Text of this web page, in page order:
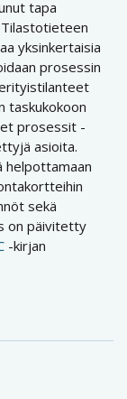
tapa
yksinkertaisia
prosessin
taskukokoon
prosessit -
asioita.
helpottamaan
sekä
on päivitetty
-kirjan